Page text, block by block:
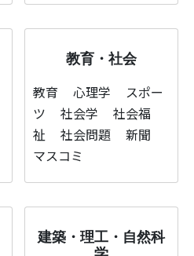
教育・社会
教育 心理学
スポー
ツ
社会学
社会福
祉
社会問題
新聞
マスコミ
建築・理工・自然科